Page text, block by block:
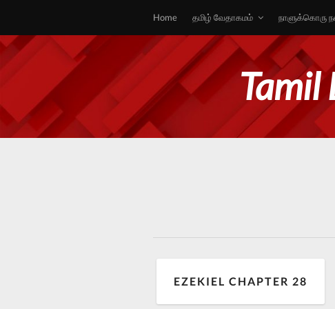
Home தமிழ் வேதாகமம் நாளுக்கொரு
EZEKIEL CHAPTER 28